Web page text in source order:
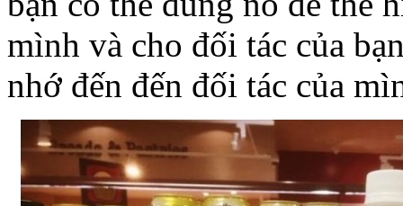
mình và cho đối tác của
nhớ đến đến đối tác của